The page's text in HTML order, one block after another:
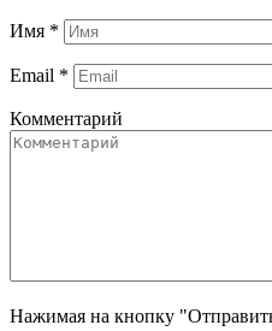
Имя *
Email *
Комментарий
Нажимая на кнопку